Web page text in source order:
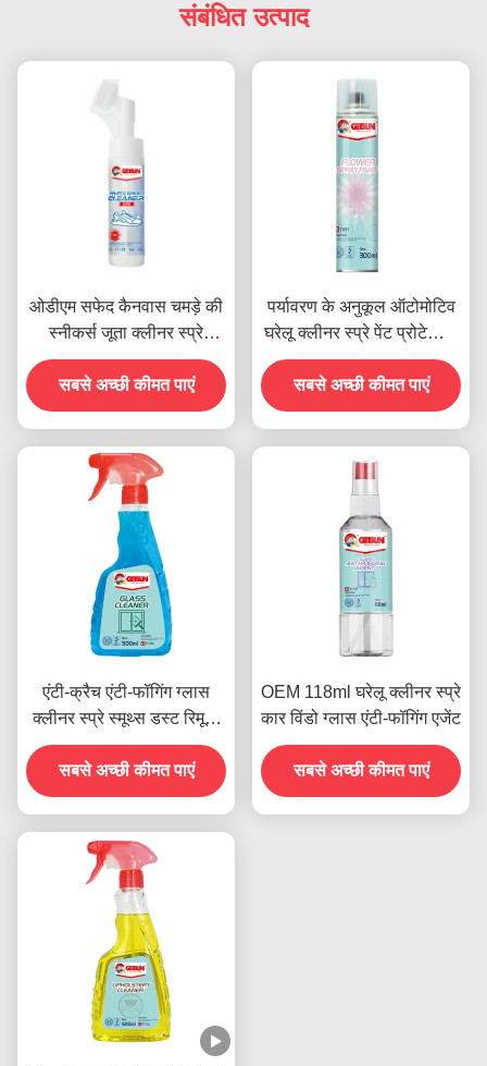
संबंधित उत्पाद
ओडीएम सफेद कैनवास चमड़े की
स्नीकर्स जूता क्लीनर स्प्रे
पर्यावरण के अनुकूल
सबसे अच्छी कीमत पाएं
पर्यावरण के अनुकूल ऑटोमोटिव
घरेलू क्लीनर स्प्रे पेंट प्रोटेक्टिव
कोटिंग ROHS मानक
सबसे अच्छी कीमत पाएं
एंटी-क्रैच एंटी-फॉगिंग ग्लास
क्लीनर स्प्रे स्मूथ्स डस्ट रिमूवर
500ml
सबसे अच्छी कीमत पाएं
OEM 118ml घरेलू क्लीनर स्प्रे
कार विंडो ग्लास एंटी-फॉगिंग एजेंट
सबसे अच्छी कीमत पाएं